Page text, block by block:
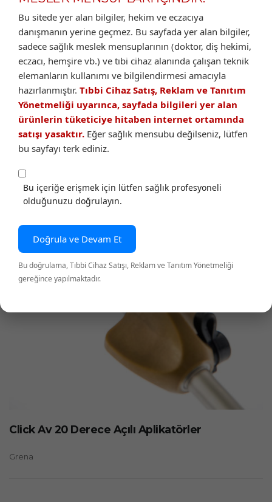
Click Av 20 Derece Açılı Aplikatörler
Grena
Bu sitede yer alan bilgiler, hekim ve eczacıya
danışmanın yerine geçmez. Bu sayfada yer alan bilgiler,
sadece sağlık meslek mensuplarının (doktor, diş hekimi,
eczacı, hemşire vb.) ve tıbi cihaz alanında çalışan teknik
elemanların kullanımı ve bilgilendirmesi amacıyla
hazırlanmıştır. Tıbbi Cihaz Satış, Reklam ve Tanıtım
Yönetmeliği uyarınca, sayfada bilgileri yer alan
ürünlerin tüketiciye hitaben internet ortamında
satışı yasaktır. Eğer sağlık mensubu değilseniz, lütfen
bu sayfayı terk ediniz.
Bu içeriğe erişmek için lütfen sağlık profesyoneli
olduğunuzu doğrulayın.
Doğrula ve Devam Et
Bu doğrulama, Tıbbi Cihaz Satışı, Reklam ve Tanıtım Yönetmeliği
gereğince yapılmaktadır.